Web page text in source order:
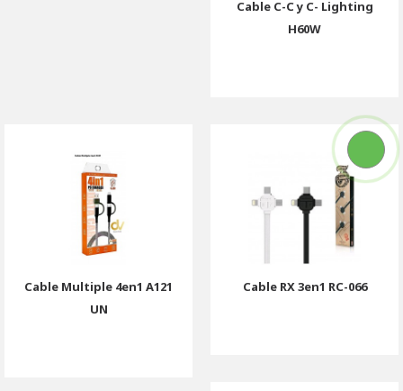
Cable C-C y C- Lighting
H60W
Cable Multiple 4en1 A121
UN
Cable RX 3en1 RC-066